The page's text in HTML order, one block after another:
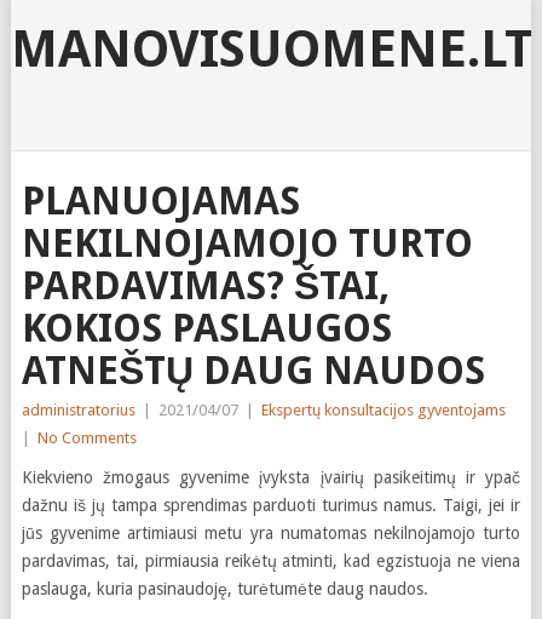
MANOVISUOMENE.LT
PLANUOJAMAS
NEKILNOJAMOJO TURTO
PARDAVIMAS? ŠTAI,
KOKIOS PASLAUGOS
ATNEŠTŲ DAUG NAUDOS
administratorius 2021/04/07
Ekspertų konsultacijos gyventojams
No Comments
Kiekvieno žmogaus gyvenime įvyksta įvairių pasikeitimų ir ypač
dažnu iš jų tampa sprendimas parduoti turimus namus. Taigi, jei ir
jūs gyvenime artimiausi metu yra numatomas nekilnojamojo turto
pardavimas, tai, pirmiausia reikėtų atminti, kad egzistuoja ne viena
paslauga, kuria pasinaudoję, turėtumėte daug naudos.